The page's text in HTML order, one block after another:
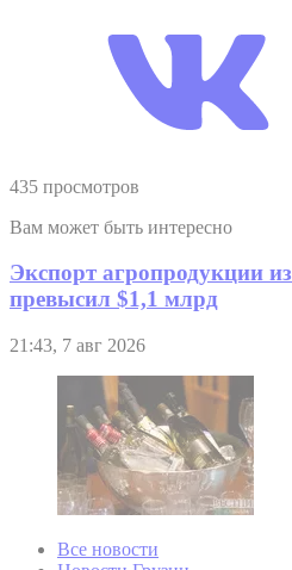
435 просмотров
Вам может быть интересно
Экспорт агропродукции
превысил $1,1 млрд
21:43, 7 авг 2026
Все новости